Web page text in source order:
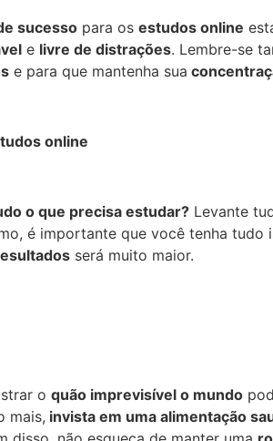
sucesso para os estudos online
e livre de distrações. Lembre-se
e para que mantenha sua
online
o que precisa estudar? Levante
é importante que você tenha tudo
será muito maior.
o quão imprevisível o mundo
mais, invista em uma alimentação